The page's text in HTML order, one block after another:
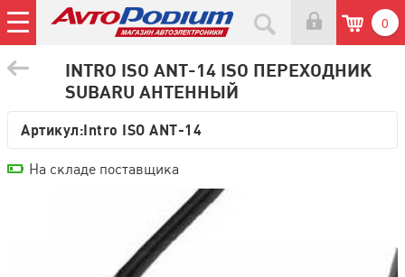
0
INTRO ISO ANT-14 ISO ПЕРЕХОДНИК
SUBARU АНТЕННЫЙ
Артикул:Intro ISO ANT-14
На складе поставщика